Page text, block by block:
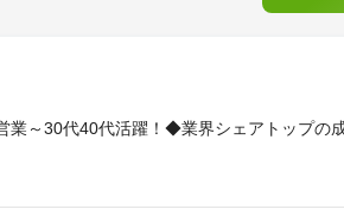
業～30代40代活躍！◆業界シェアトップの